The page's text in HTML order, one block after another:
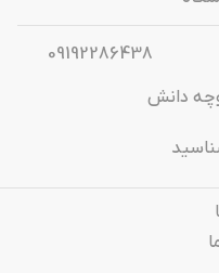
09192286438
دانش